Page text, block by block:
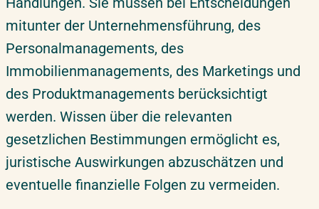
mitunter der Unternehmensführung, des
Personalmanagements, des
Immobilienmanagements, des Marketings und
des Produktmanagements berücksichtigt
werden. Wissen über die relevanten
gesetzlichen Bestimmungen ermöglicht es,
juristische Auswirkungen abzuschätzen und
eventuelle finanzielle Folgen zu vermeiden.